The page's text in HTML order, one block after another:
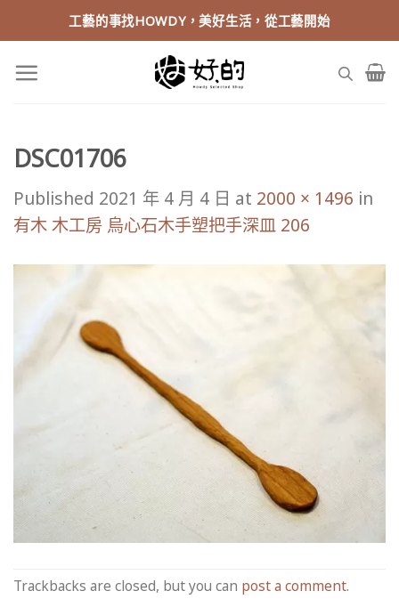
to
content
工藝的事找HOWDY，美好生活，從工藝開始
DSC01706
Published 2021 年 4 月 4 日 at 2000 × 1496 in
有木 木工房 烏心石木手塑把手深皿 206
Trackbacks are closed, but you can post a comment.